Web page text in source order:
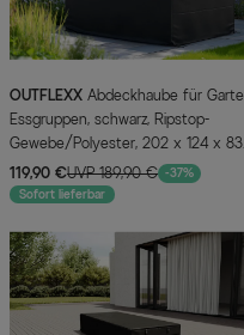
OUTFLEXX
Essgruppen, schwarz, Ripstop-
Gewebe/Polyester, 202 x 124 x 83
cm, wasserabweisend, UV-Schutz
119,90 €UVP 189,90 € -37%
Sofort lieferbar